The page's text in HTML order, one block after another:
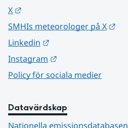
X
SMHIs meteorologer på X
Linkedin
Instagram
Policy för sociala medier
Datavärdskap
Nationella emissionsdatabasen